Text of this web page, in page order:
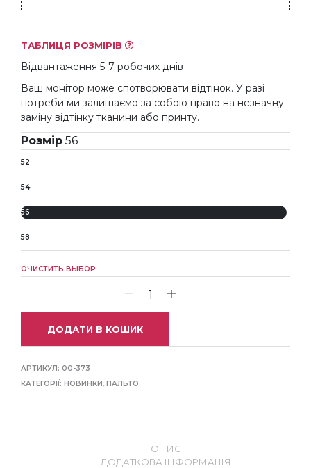
ТАБЛИЦЯ РОЗМІРІВ
Відвантаження 5-7 робочих днів
Ваш монітор може спотворювати відтінок. У разі
потреби ми залишаємо за собою право на незначну
заміну відтінку тканини або принту.
Розмір 56
52
54
56
58
ОЧИСТИТЬ ВЫБОР
ДОДАТИ В КОШИК
АРТИКУЛ: 00-373
КАТЕГОРІЇ: НОВИНКИ, ПАЛЬТО
ОПИС
ДОДАТКОВА ІНФОРМАЦІЯ